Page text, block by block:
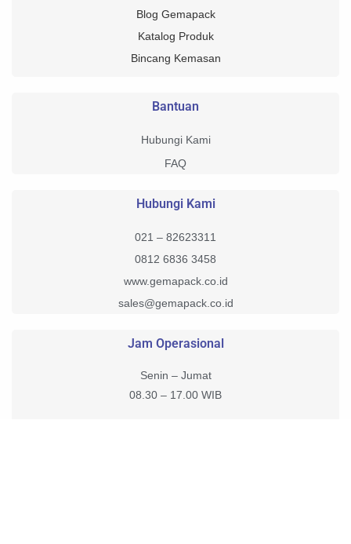
Blog Gemapack
Katalog Produk
Bincang Kemasan
Bantuan
Hubungi Kami
FAQ
Hubungi Kami
021 – 82623311
0812 6836 3458
www.gemapack.co.id
sales@gemapack.co.id
Jam Operasional
Senin – Jumat
08.30 – 17.00 WIB